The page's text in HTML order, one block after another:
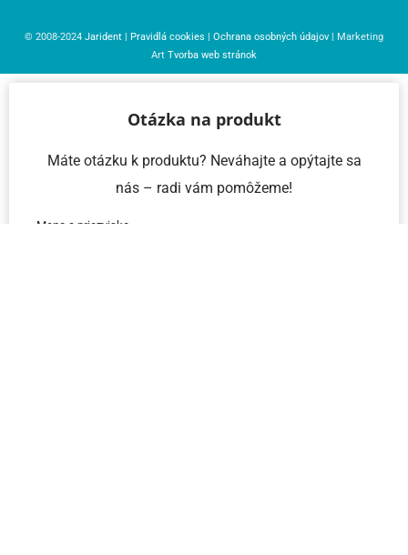
© 2008-2024 Jarident Pravidlá cookies Ochrana osobných údajov | Marketing
Art Tvorba web stránok
Otázka na produkt
Máte otázku k produktu? Neváhajte a opýtajte sa
nás – radi vám pomôžeme!
Meno a priezvisko